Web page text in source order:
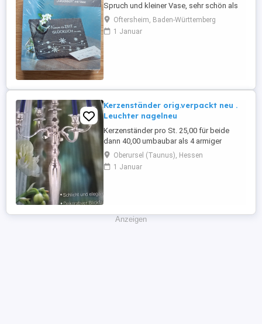
Spruch und kleiner Vase, sehr schön als
kleines Beigabengeschenk, oder als
Mitbringsel, original verpackt und
verschweißt. Versand ist auf Ihre Kosten
Oftersheim, Baden-Württemberg
1 Januar
Kerzenständer orig.verpackt neu .
Leuchter nagelneu
Kerzenständer pro St. 25,00 für beide
dann 40,00 umbaubar als 4 armiger
Kerzenständer insgesamt gibt es 2 St.
Sind original verpackt
Oberursel (Taunus), Hessen
1 Januar
Anzeigen